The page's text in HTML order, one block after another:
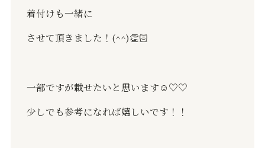
着付けも一緒に
させて頂きました！(^^)👏🏻
一部ですが載せたいと思います☺️♡♡
少しでも参考になれば嬉しいです！！